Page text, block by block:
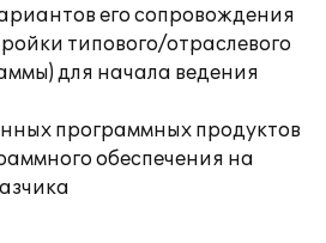
его сопровождения
типового/отраслевого
для начала ведения
программных продуктов
обеспечения на